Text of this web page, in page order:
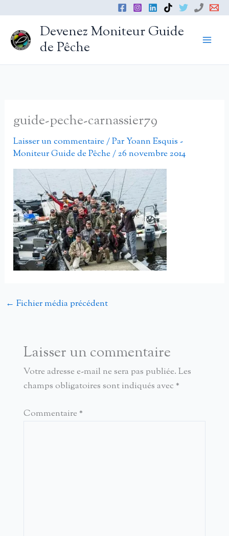
contenu
Devenez Moniteur Guide
de Pêche
guide-peche-carnassier79
Laisser un commentaire/ ParYoann Esquis -
Moniteur Guide de Pêche/26 novembre 2014
← Fichier média précédent
Laisser un commentaire
Votre adresse e-mail ne sera pas publiée. Les
champs obligatoires sont indiqués avec *
Commentaire *